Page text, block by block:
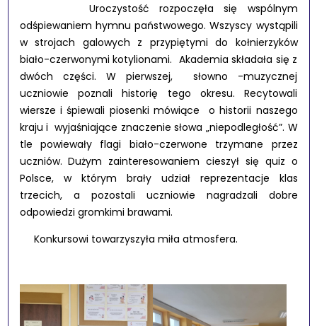
Uroczystość rozpoczęła się wspólnym
odśpiewaniem hymnu państwowego. Wszyscy wystąpili
w strojach galowych z przypiętymi do kołnierzyków
biało-czerwonymi kotylionami. Akademia składała się z
dwóch części. W pierwszej, słowno -muzycznej
uczniowie poznali historię tego okresu. Recytowali
wiersze i śpiewali piosenki mówiące o historii naszego
kraju i wyjaśniające znaczenie słowa „niepodległość”. W
tle powiewały flagi biało-czerwone trzymane przez
uczniów. Dużym zainteresowaniem cieszył się quiz o
Polsce, w którym brały udział reprezentacje klas
trzecich, a pozostali uczniowie nagradzali dobre
odpowiedzi gromkimi brawami.
Konkursowi towarzyszyła miła atmosfera.